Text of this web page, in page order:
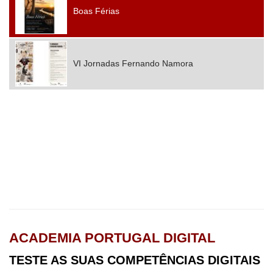
Boas Férias
VI Jornadas Fernando Namora
ACADEMIA PORTUGAL DIGITAL
TESTE AS SUAS COMPETÊNCIAS DIGITAIS